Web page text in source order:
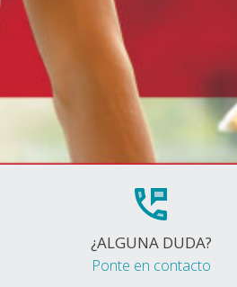
¿ALGUNA DUDA?
Ponte en contacto